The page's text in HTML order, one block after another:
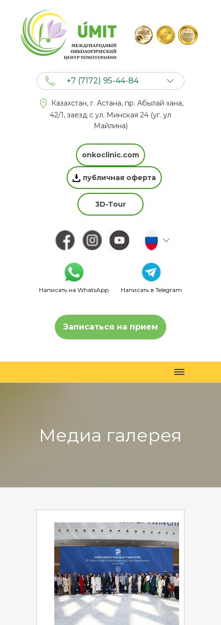
+7 (7172) 95-44-84
+7 (777) 201 44 44
Казахстан, г. Астана, пр. Абылай хана,
42/1, заезд с ул. Минская 24 (уг. ул
Майлина)
onkoclinic.com
публичная оферта
3D-Tour
Написать на WhatsApp Написать в Telegram
Записаться на прием
Toggle
navigation
Медиа галерея